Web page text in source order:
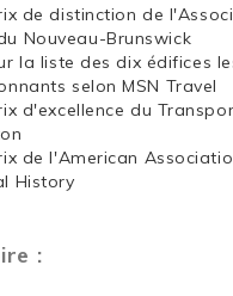
de distinction de
Nouveau-Brunswick
la liste des dix édifices
selon MSN Travel
d'excellence du
de l'American
History
: